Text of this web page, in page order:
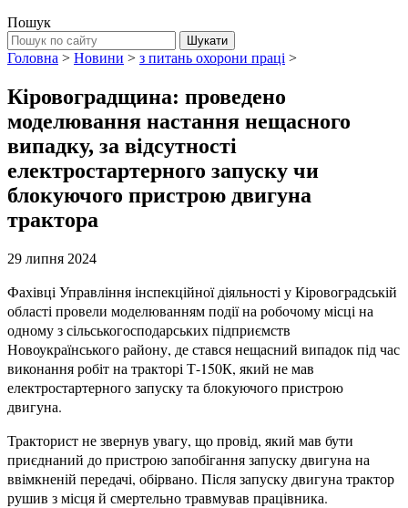
Пошук
Головна > Новини > з питань охорони праці >
Кіровоградщина: проведено
моделювання настання нещасного
випадку, за відсутності
електростартерного запуску чи
блокуючого пристрою двигуна
трактора
29 липня 2024
Фахівці Управління інспекційної діяльності у Кіровоградській
області провели моделюванням події на робочому місці на
одному з сільськогосподарських підприємств
Новоукраїнського району, де стався нещасний випадок під час
виконання робіт на тракторі Т-150К, який не мав
електростартерного запуску та блокуючого пристрою
двигуна.
Тракторист не звернув увагу, що провід, який мав бути
приєднаний до пристрою запобігання запуску двигуна на
ввімкненій передачі, обірвано. Після запуску двигуна трактор
рушив з місця й смертельно травмував працівника.